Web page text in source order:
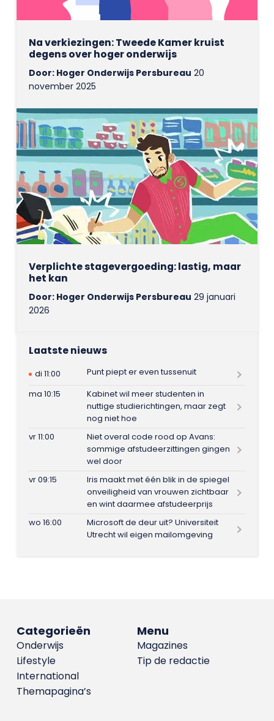
Na verkiezingen: Tweede Kamer kruist
degens over hoger onderwijs
Door: Hoger Onderwijs Persbureau 20
november 2025
Verplichte stagevergoeding: lastig, maar
het kan
Door: Hoger Onderwijs Persbureau 29 januari
2026
Laatste nieuws
di 11:00
Punt piept er even tussenuit
ma 10:15
Kabinet wil meer studenten in
nuttige studierichtingen, maar zegt
nog niet hoe
vr 11:00
Niet overal code rood op Avans:
sommige afstudeerzittingen gingen
wel door
vr 09:15
Iris maakt met één blik in de spiegel
onveiligheid van vrouwen zichtbaar
en wint daarmee afstudeerprijs
wo 16:00
Microsoft de deur uit? Universiteit
Utrecht wil eigen mailomgeving
Menu
Magazines
Tip de redactie
Categorieën
Onderwijs
Lifestyle
International
Themapagina’s